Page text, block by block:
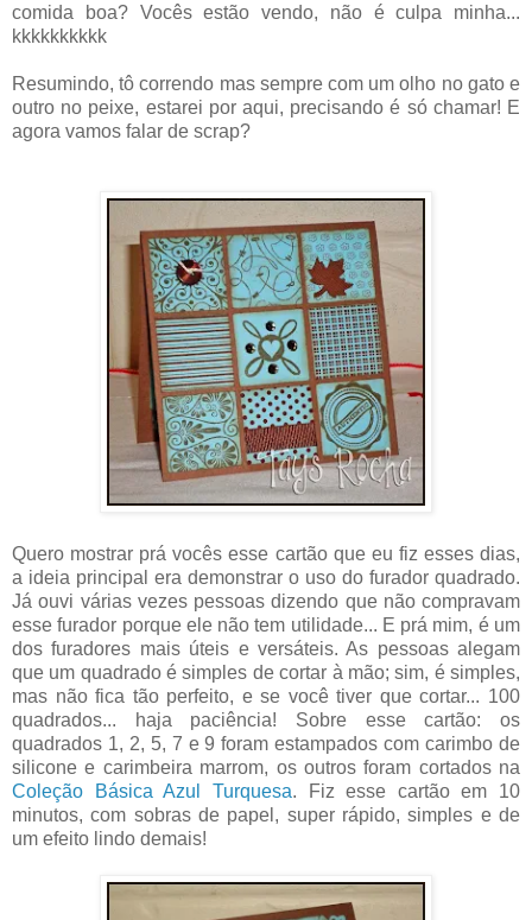
comida boa? Vocês estão vendo, não é culpa minha...
kkkkkkkkkk
Resumindo, tô correndo mas sempre com um olho no gato e
outro no peixe, estarei por aqui, precisando é só chamar! E
agora vamos falar de scrap?
Quero mostrar prá vocês esse cartão que eu fiz esses dias,
a ideia principal era demonstrar o uso do furador quadrado.
Já ouvi várias vezes pessoas dizendo que não compravam
esse furador porque ele não tem utilidade... E prá mim, é um
dos furadores mais úteis e versáteis. As pessoas alegam
que um quadrado é simples de cortar à mão; sim, é simples,
mas não fica tão perfeito, e se você tiver que cortar... 100
quadrados... haja paciência! Sobre esse cartão: os
quadrados 1, 2, 5, 7 e 9 foram estampados com carimbo de
silicone e carimbeira marrom, os outros foram cortados na
Coleção Básica Azul Turquesa. Fiz esse cartão em 10
minutos, com sobras de papel, super rápido, simples e de
um efeito lindo demais!